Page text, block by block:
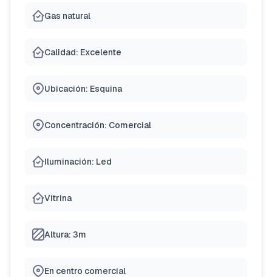
Gas natural
Calidad: Excelente
Ubicación: Esquina
Concentración: Comercial
Iluminación: Led
Vitrina
Altura: 3m
En centro comercial